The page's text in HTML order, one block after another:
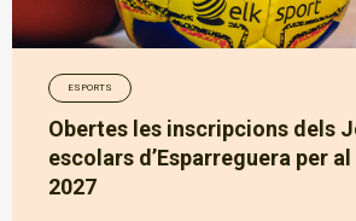
ESPORTS
Obertes les inscripcions dels
escolars d’Esparreguera per
2027